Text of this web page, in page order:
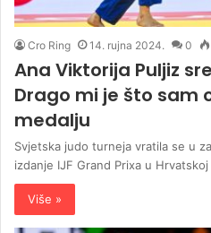
Cro Ring 14. rujna 2024. 0
Ana Viktorija Puljiz
Drago mi je što sam
medalju
Svjetska judo turneja vratila se u
izdanje IJF Grand Prixa u
Više »